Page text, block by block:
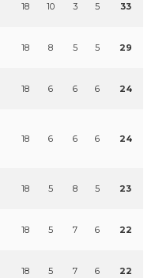
18 10 3 5 33
18 8 5 5 29
18 6 6 6 24
18 6 6 6 24
18 5 8 5 23
18 5 7 6 22
18 5 7 6 22